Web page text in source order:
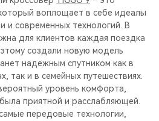
воплощает в себе идеалы
и современных технологий. В
для клиентов каждая поездка
создали новую модель
надежным спутником как в
так и в семейных путешествиях.
уровень комфорта,
приятной и расслабляющей.
передовые технологии,